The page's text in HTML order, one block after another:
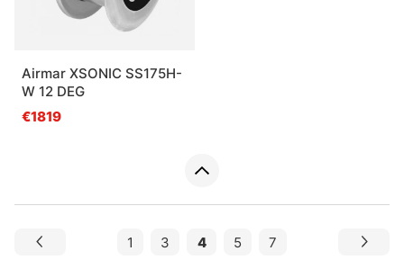
Airmar XSONIC SS175H-
W 12 DEG
€1819
1 3 4 5 7